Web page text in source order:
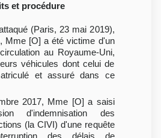
et procédure
(Paris, 23 mai 2019),
Mme [O] a été victime d'un
au Royaume-Uni,
véhicules dont celui de
et assuré dans ce
2017, Mme [O] a saisi
d'indemnisation des
(la CIVI) d'une requête
des délais de